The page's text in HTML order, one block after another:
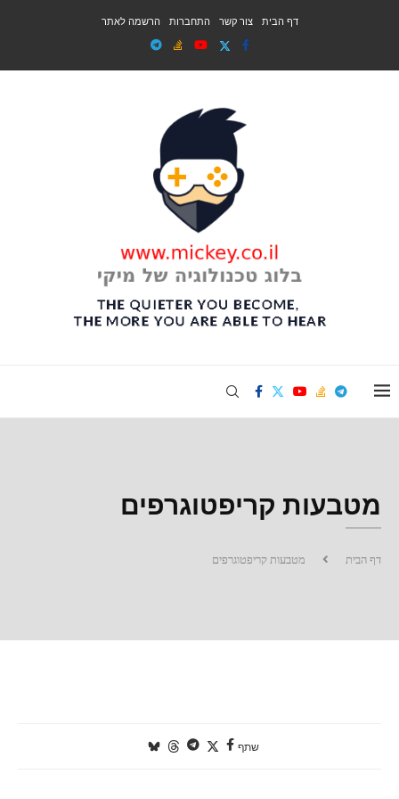
דף הבית צור קשר התחברות הרשמה לאתר
מטבעות קריפטוגרפים
דף הבית מטבעות קריפטוגרפים
שתף